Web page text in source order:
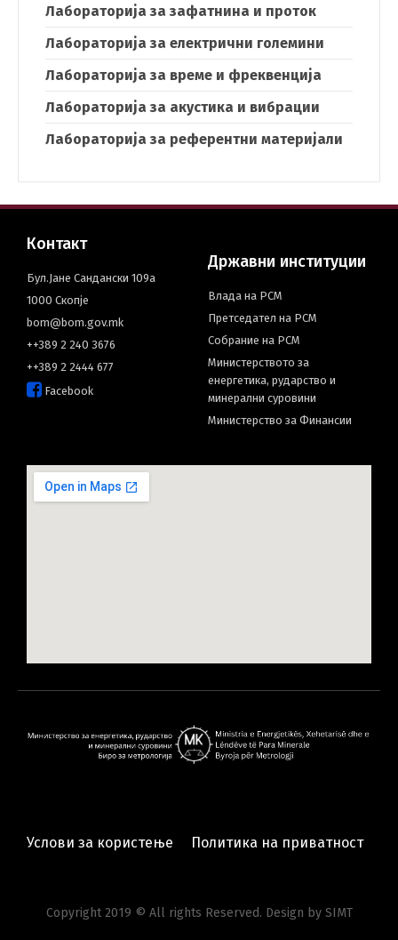
Лабораторија за зафатнина и проток
Лабораторија за електрични големини
Лабораторија за време и фреквенција
Лабораторија за акустика и вибрации
Лабораторија за референтни материјали
Контакт
Бул.Јане Сандански 109а
1000 Скопје
bom@bom.gov.mk
++389 2 240 3676
++389 2 2444 677
Facebook
Државни институции
Влада на РСМ
Претседател на РСМ
Собрание на РСМ
Министерството за
енергетика, рударство и
минерални суровини
Министерство за Финансии
Услови за користење Политика на приватност
Copyright 2019 © All rights Reserved. Design by SIMT
English